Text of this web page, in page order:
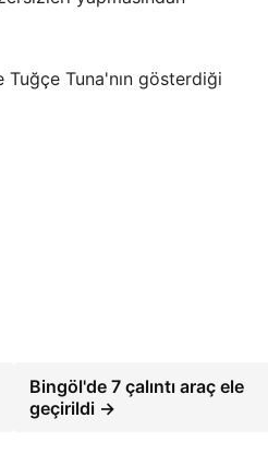
Tuğçe Tuna'nın gösterdiği
Bingöl'de 7 çalıntı araç ele
geçirildi →